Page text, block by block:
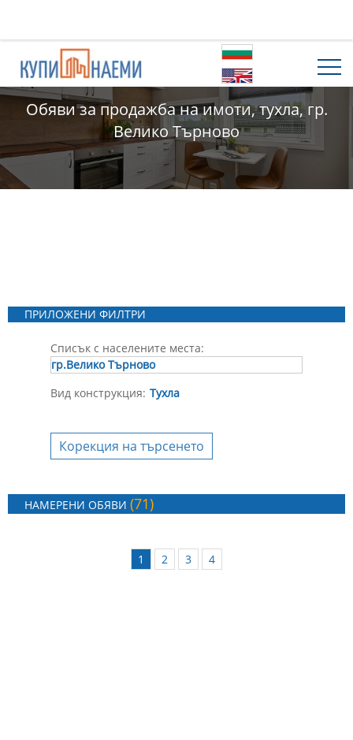
Обяви за продажба на имоти, тухла, гр.
Велико Търново
ПРИЛОЖЕНИ ФИЛТРИ
Списък с населените места:
гр.Велико Търново
Вид конструкция: Тухла
Корекция на търсенето
НАМЕРЕНИ ОБЯВИ(71)
1 2 3 4